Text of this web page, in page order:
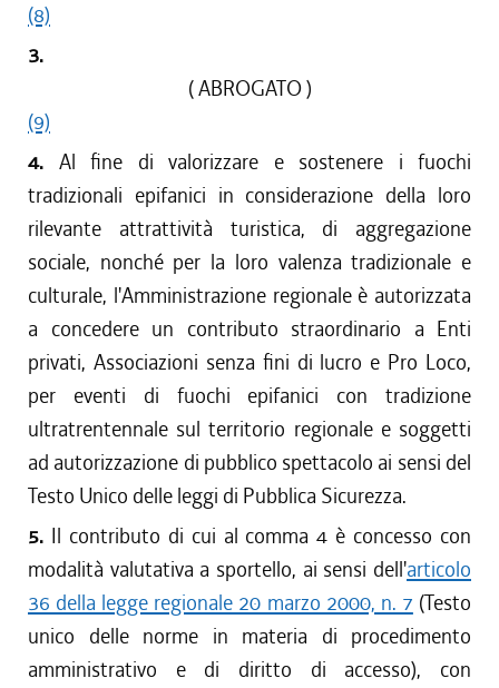
(8)
3.
( ABROGATO )
(9)
4. Al fine di valorizzare e sostenere i fuochi
tradizionali epifanici in considerazione della loro
rilevante attrattività turistica, di aggregazione
sociale, nonché per la loro valenza tradizionale e
culturale, l'Amministrazione regionale è autorizzata
a concedere un contributo straordinario a Enti
privati, Associazioni senza fini di lucro e Pro Loco,
per eventi di fuochi epifanici con tradizione
ultratrentennale sul territorio regionale e soggetti
ad autorizzazione di pubblico spettacolo ai sensi del
Testo Unico delle leggi di Pubblica Sicurezza.
5. Il contributo di cui al comma 4 è concesso con
modalità valutativa a sportello, ai sensi dell'articolo
36 della legge regionale 20 marzo 2000, n. 7 (Testo
unico delle norme in materia di procedimento
amministrativo e di diritto di accesso), con